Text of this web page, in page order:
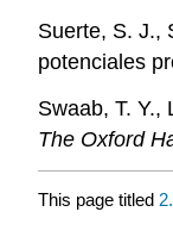
Suerte, S. J.,
potenciales
Swaab, T.
The Oxford
This page titled